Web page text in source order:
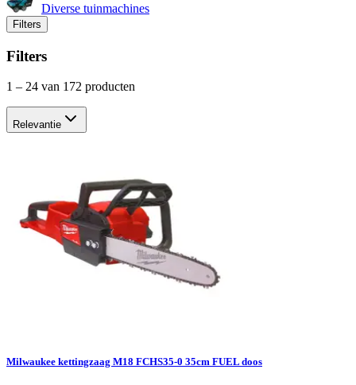
Diverse tuinmachines
Filters
Filters
1 – 24 van 172 producten
Relevantie
Milwaukee kettingzaag M18 FCHS35-0 35cm FUEL doos